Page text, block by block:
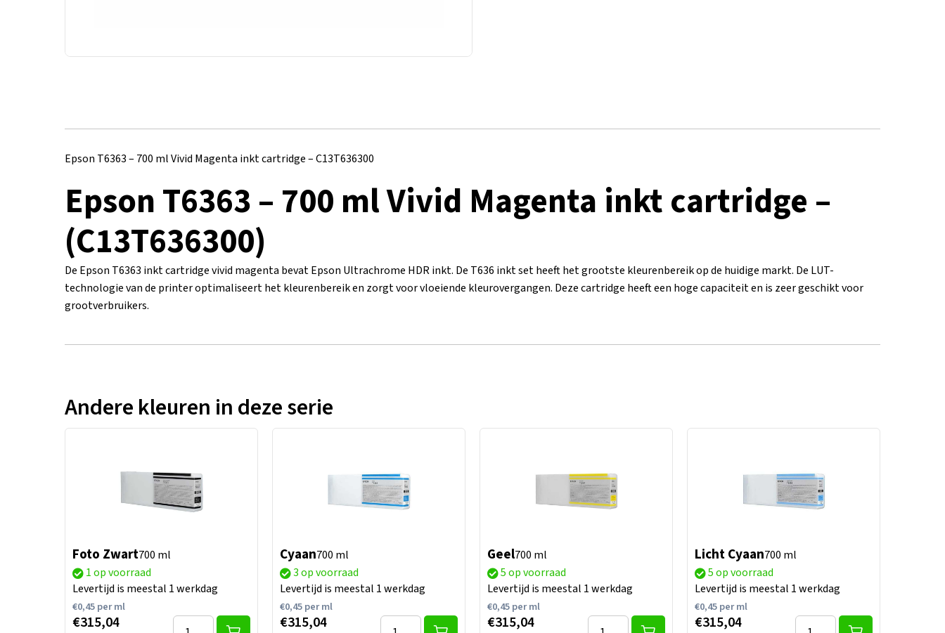
Epson T6363 – 700 ml Vivid Magenta inkt cartridge – C13T636300
Epson T6363 – 700 ml Vivid Magenta inkt cartridge –
(C13T636300)
De Epson T6363 inkt cartridge vivid magenta bevat Epson Ultrachrome HDR inkt. De T636 inkt set heeft het grootste kleurenbereik op de huidige markt. De LUT-
technologie van de printer optimaliseert het kleurenbereik en zorgt voor vloeiende kleurovergangen. Deze cartridge heeft een hoge capaciteit en is zeer geschikt voor
grootverbruikers.
Andere kleuren in deze serie
Foto Zwart700 ml
1 op voorraad
Levertijd is meestal 1 werkdag
€0,45per ml
€315,04
Cyaan700 ml
3 op voorraad
Levertijd is meestal 1 werkdag
€0,45per ml
€315,04
Geel700 ml
5 op voorraad
Levertijd is meestal 1 werkdag
€0,45per ml
€315,04
Licht Cyaan700 ml
5 op voorraad
Levertijd is meestal 1 werkdag
€0,45per ml
€315,04